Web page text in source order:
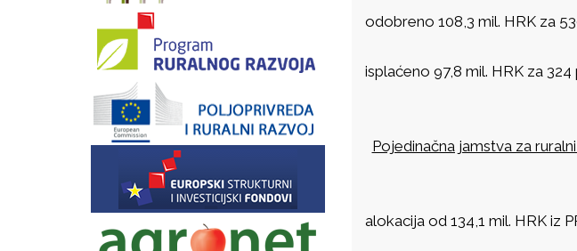
odobreno 108,3 mil. HRK za
isplaćeno 97,8 mil. HRK za
Pojedinačna jamstva za
alokacija od 134,1 mil. HRK iz